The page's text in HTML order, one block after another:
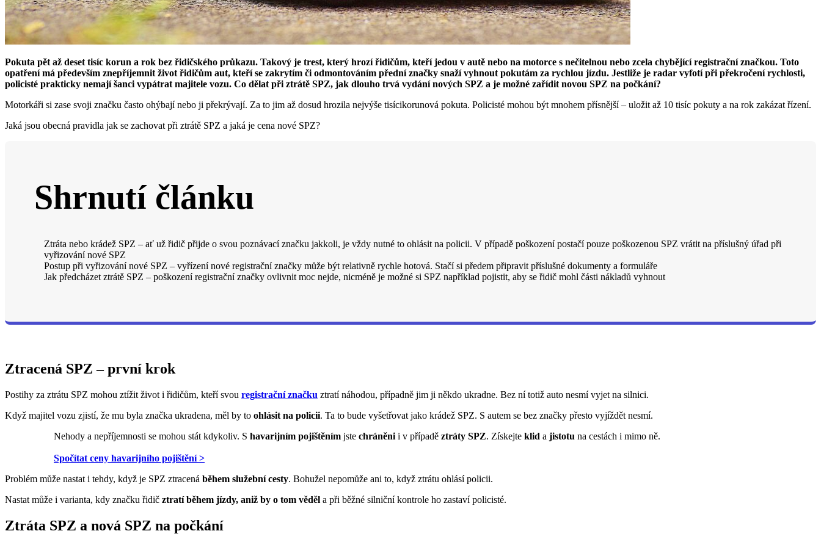
Pokuta pět až deset tisíc korun a rok bez řidičského průkazu. Takový je trest, který hrozí řidičům, kteří jedou v autě nebo na motorce s nečitelnou nebo zcela chybějící registrační značkou. Toto
opatření má především znepříjemnit život řidičům aut, kteří se zakrytím či odmontováním přední značky snaží vyhnout pokutám za rychlou jízdu. Jestliže je radar vyfotí při překročení rychlosti,
policisté prakticky nemají šanci vypátrat majitele vozu. Co dělat při ztrátě SPZ, jak dlouho trvá vydání nových SPZ a je možné zařídit novou SPZ na počkání?
Motorkáři si zase svoji značku často ohýbají nebo ji překrývají. Za to jim až dosud hrozila nejvýše tisícikorunová pokuta. Policisté mohou být mnohem přísnější – uložit až 10 tisíc pokuty a na rok zakázat řízení.
Jaká jsou obecná pravidla jak se zachovat při ztrátě SPZ a jaká je cena nové SPZ?
Shrnutí článku
Ztráta nebo krádež SPZ – ať už řidič přijde o svou poznávací značku jakkoli, je vždy nutné to ohlásit na policii. V případě poškození postačí pouze poškozenou SPZ vrátit na příslušný úřad při
vyřizování nové SPZ
Postup při vyřizování nové SPZ – vyřízení nové registrační značky může být relativně rychle hotová. Stačí si předem připravit příslušné dokumenty a formuláře
Jak předcházet ztrátě SPZ – poškození registrační značky ovlivnit moc nejde, nicméně je možné si SPZ například pojistit, aby se řidič mohl části nákladů vyhnout
Ztracená SPZ – první krok
Postihy za ztrátu SPZ mohou ztížit život i řidičům, kteří svou registrační značku ztratí náhodou, případně jim ji někdo ukradne. Bez ní totiž auto nesmí vyjet na silnici.
Když majitel vozu zjistí, že mu byla značka ukradena, měl by to ohlásit na policii. Ta to bude vyšetřovat jako krádež SPZ. S autem se bez značky přesto vyjíždět nesmí.
Nehody a nepříjemnosti se mohou stát kdykoliv. S havarijním pojištěním jste chráněni i v případě ztráty SPZ. Získejte klid a jistotu na cestách i mimo ně.
Spočítat ceny havarijního pojištění >
Problém může nastat i tehdy, když je SPZ ztracená během služební cesty. Bohužel nepomůže ani to, když ztrátu ohlásí policii.
Nastat může i varianta, kdy značku řidič ztratí během jízdy, aniž by o tom věděl a při běžné silniční kontrole ho zastaví policisté.
Ztráta SPZ a nová SPZ na počkání